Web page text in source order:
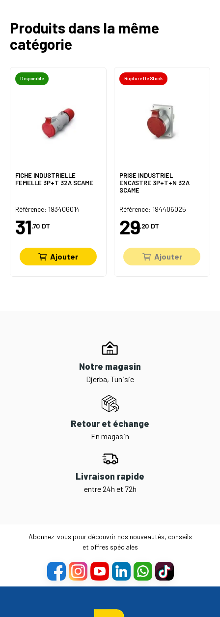
Produits dans la même
catégorie
Disponible
FICHE INDUSTRIELLE
FEMELLE 3P+T 32A SCAME
Référence: 193406014
31,70 DT
Ajouter
Rupture De Stock
PRISE INDUSTRIEL
ENCASTRE 3P+T+N 32A
SCAME
Référence: 194406025
29,20 DT
Ajouter
Notre magasin
Djerba, Tunisie
Retour et échange
En magasin
Livraison rapide
entre 24h et 72h
Abonnez-vous pour découvrir nos nouveautés, conseils
et offres spéciales